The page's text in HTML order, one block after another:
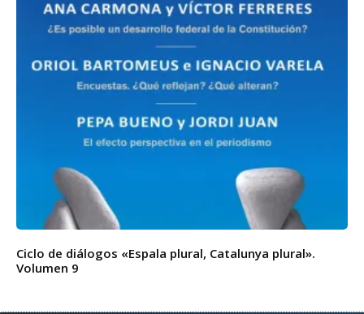
Ciclo de diálogos «Espala plural, Catalunya plural».
Volumen 9